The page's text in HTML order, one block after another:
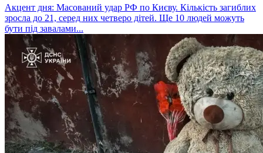
Акцент дня: Масований удар РФ по Києву. Кількість загиблих
зросла до 21, серед них четверо дітей. Ще 10 людей можуть
бути під завалами...